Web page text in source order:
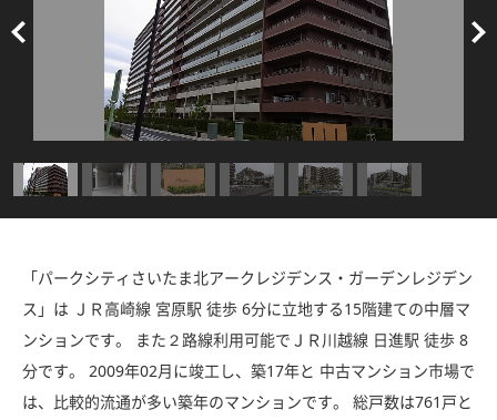
「パークシティさいたま北アークレジデンス・ガーデンレジデン
ス」は ＪＲ高崎線 宮原駅 徒歩 6分に立地する15階建ての中層マ
ンションです。 また２路線利用可能でＪＲ川越線 日進駅 徒歩 8
分です。 2009年02月に竣工し、築17年と 中古マンション市場で
は、比較的流通が多い築年のマンションです。 総戸数は761戸と